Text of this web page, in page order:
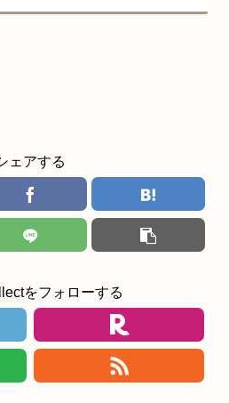
ェアする
をフォローする